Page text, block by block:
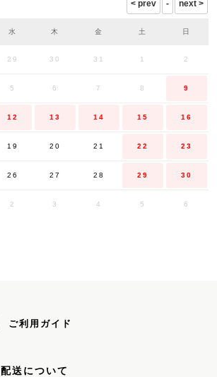
水 木 金 土 日
29 30 31 1 2
5 6 7 8 9
12 13 14 15 16
19 20 21 22 23
26 27 28 29 30
2 3 4 5 6
ご利用ガイド
配送について